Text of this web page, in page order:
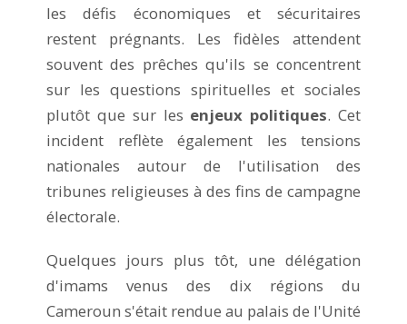
les défis économiques et sécuritaires
restent prégnants. Les fidèles attendent
souvent des prêches qu'ils se concentrent
sur les questions spirituelles et sociales
plutôt que sur les enjeux politiques. Cet
incident reflète également les tensions
nationales autour de l'utilisation des
tribunes religieuses à des fins de campagne
électorale.
Quelques jours plus tôt, une délégation
d'imams venus des dix régions du
Cameroun s'était rendue au palais de l'Unité